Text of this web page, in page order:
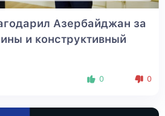
Азербайджан за
и конструктивный
0 0